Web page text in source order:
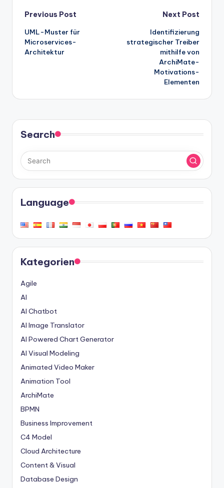
Post
navigation
Previous Post
UML-Muster für
Microservices-
Architektur
Next Post
Identifizierung
strategischer Treiber
mithilfe von
ArchiMate-
Motivations-
Elementen
Search
Language
Kategorien
Agile
AI
AI Chatbot
AI Image Translator
AI Powered Chart Generator
AI Visual Modeling
Animated Video Maker
Animation Tool
ArchiMate
BPMN
Business Improvement
C4 Model
Cloud Architecture
Content & Visual
Database Design